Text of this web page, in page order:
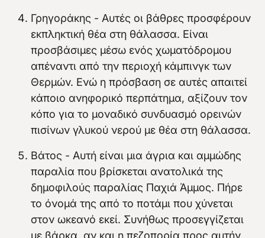
Γρηγοράκης - Αυτές οι βάθρες προσφέρουν
εκπληκτική θέα στη θάλασσα. Είναι
προσβάσιμες μέσω ενός χωματόδρομου
απέναντι από την περιοχή κάμπινγκ των
Θερμών. Ενώ η πρόσβαση σε αυτές απαιτεί
κάποιο ανηφορικό περπάτημα, αξίζουν τον
κόπο για το μοναδικό συνδυασμό ορεινών
πισίνων γλυκού νερού με θέα στη θάλασσα.
Βάτος - Αυτή είναι μια άγρια και αμμώδης
παραλία που βρίσκεται ανατολικά της
δημοφιλούς παραλίας Παχιά Άμμος. Πήρε
το όνομά της από το ποτάμι που χύνεται
στον ωκεανό εκεί. Συνήθως προσεγγίζεται